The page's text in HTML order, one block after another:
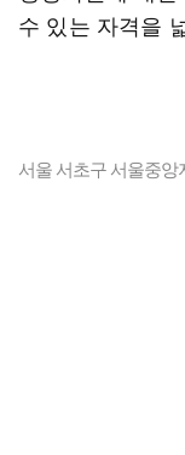
수 있는 자격을
서울 서초구 서울중